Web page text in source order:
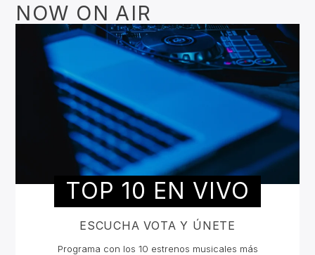
NOW ON AIR
TOP 10 EN VIVO
ESCUCHA VOTA Y ÚNETE
Programa con los 10 estrenos musicales más